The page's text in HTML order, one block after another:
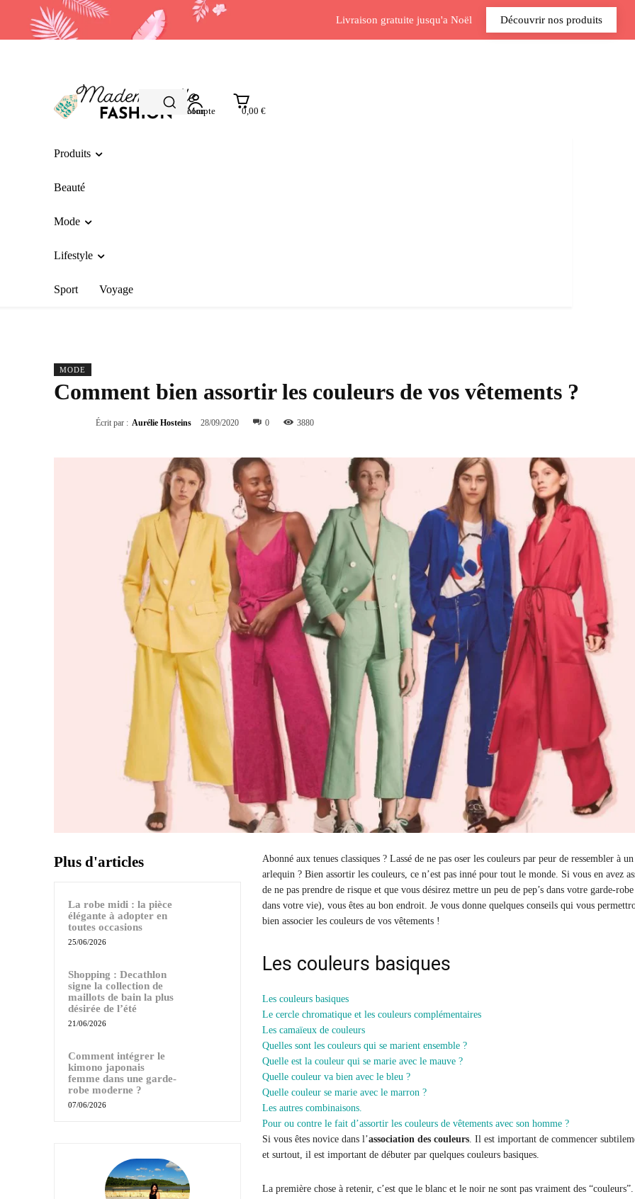
Livraison gratuite jusqu'a Noël Découvrir nos produits
Mon compte 0,00 €
Produits
Beauté
Mode
Lifestyle
Sport Voyage
MODE
Comment bien assortir les couleurs de vos vêtements ?
Écrit par : Aurélie Hosteins 28/09/2020 0 3880
Plus d'articles
La robe midi : la pièce
élégante à adopter en
toutes occasions
25/06/2026
Shopping : Decathlon
signe la collection de
maillots de bain la plus
désirée de l’été
21/06/2026
Comment intégrer le
kimono japonais
femme dans une garde-
robe moderne ?
07/06/2026
Abonné aux tenues classiques ? Lassé de ne pas oser les couleurs par peur de ressembler à un
arlequin ? Bien assortir les couleurs, ce n’est pas inné pour tout le monde. Si vous en avez
de ne pas prendre de risque et que vous désirez mettre un peu de pep’s dans votre garde-
dans votre vie), vous êtes au bon endroit. Je vous donne quelques conseils qui vous
bien associer les couleurs de vos vêtements !
Les couleurs basiques
Les couleurs basiques
Le cercle chromatique et les couleurs complémentaires
Les camaïeux de couleurs
Quelles sont les couleurs qui se marient ensemble ?
Quelle est la couleur qui se marie avec le mauve ?
Quelle couleur va bien avec le bleu ?
Quelle couleur se marie avec le marron ?
Les autres combinaisons.
Pour ou contre le fait d’assortir les couleurs de vêtements avec son homme ?
Si vous êtes novice dans l’association des couleurs. Il est important de commencer
et surtout, il est important de débuter par quelques couleurs basiques.
La première chose à retenir, c’est que le blanc et le noir ne sont pas vraiment des “couleurs”.